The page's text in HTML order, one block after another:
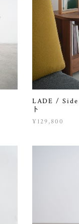
LADE /
ト
¥129,800